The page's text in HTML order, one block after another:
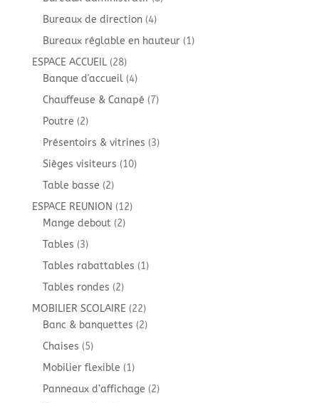
Bureaux de direction 44
produits
Bureaux réglable en hauteur 11
ESPACE ACCUEIL 2828
produits
Banque d'accueil 44
produits
Chauffeuse & Canapé 77
Poutre 22
produits
Présentoirs & vitrines 33
Sièges visiteurs 1010
Table basse 22
produits
ESPACE REUNION 1212
Mange debout 22
Tables 33
produits
Tables rabattables 11
Tables rondes 22
produits
MOBILIER SCOLAIRE 2222
produits
Banc & banquettes 22
Chaises 55
produits
Mobilier flexible 11
produit
Panneaux d’affichage 22